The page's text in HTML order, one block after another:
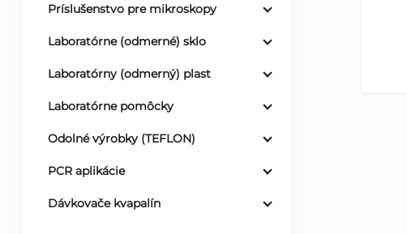
Príslušenstvo pre mikroskopy
Laboratórne (odmerné) sklo
Laboratórny (odmerný) plast
Laboratórne pomôcky
Odolné výrobky (TEFLON)
PCR aplikácie
Dávkovače kvapalín